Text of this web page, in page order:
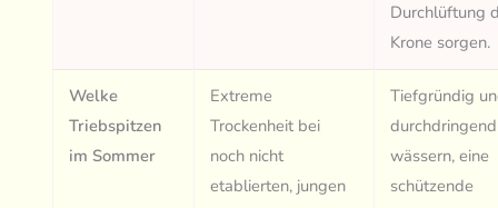
Durchlüftung
Krone sorgen.
Welke
Triebspitzen
im Sommer
Extreme
Trockenheit bei
noch nicht
etablierten, jungen
Tiefgründig
durchdringend
wässern, eine
schützende